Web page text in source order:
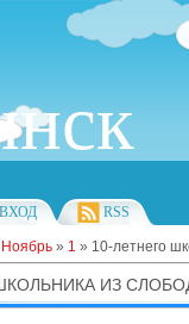
ВХОД RSS
Ноябрь » 1 » 10-летнего
ИЗ